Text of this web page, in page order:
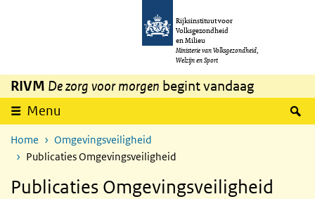
Overslaan en naar de inhoud gaan
Rijksinstituut voor
Volksgezondheid
en Milieu
Ministerie van Volksgezondheid,
Welzijn en Sport
RIVM De zorg voor morgen begint vandaag
Menu
Home
Omgevingsveiligheid
Publicaties Omgevingsveiligheid
Publicaties Omgevingsveiligheid